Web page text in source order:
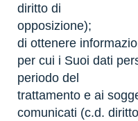
diritto di
opposizione);
di ottenere
per cui i Suoi dati
periodo del
trattamento e ai
comunicati (c.d.